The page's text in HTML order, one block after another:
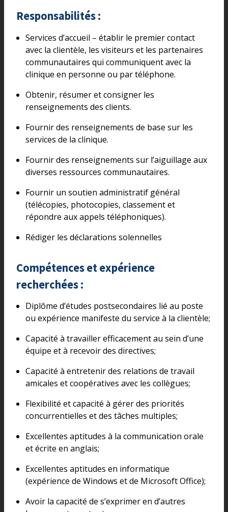
Responsabilités :
Services d’accueil – établir le premier contact
avec la clientèle, les visiteurs et les partenaires
communautaires qui communiquent avec la
clinique en personne ou par téléphone.
Obtenir, résumer et consigner les
renseignements des clients.
Fournir des renseignements de base sur les
services de la clinique.
Fournir des renseignements sur l’aiguillage aux
diverses ressources communautaires.
Fournir un soutien administratif général
(télécopies, photocopies, classement et
répondre aux appels téléphoniques).
Rédiger les déclarations solennelles
Compétences et expérience
recherchées :
Diplôme d’études postsecondaires lié au poste
ou expérience manifeste du service à la clientèle;
Capacité à travailler efficacement au sein d’une
équipe et à recevoir des directives;
Capacité à entretenir des relations de travail
amicales et coopératives avec les collègues;
Flexibilité et capacité à gérer des priorités
concurrentielles et des tâches multiples;
Excellentes aptitudes à la communication orale
et écrite en anglais;
Excellentes aptitudes en informatique
(expérience de Windows et de Microsoft Office);
Avoir la capacité de s’exprimer en d’autres